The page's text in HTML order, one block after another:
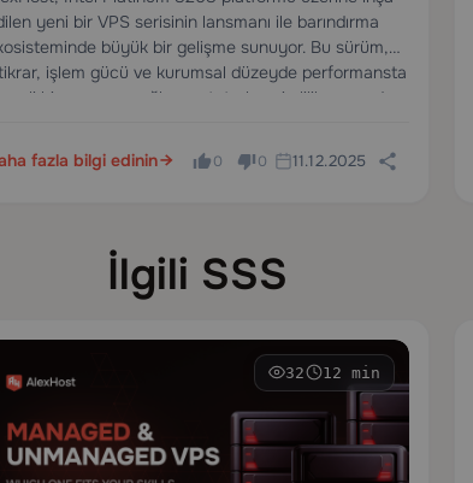
yeni bir VPS serisinin lansmanı ile barındırma
büyük bir gelişme sunuyor. Bu sürüm,
işlem gücü ve kurumsal düzeyde performansta
bir sıçrama sağlıyor - tutarlı verimlilik ve modern
fazla bilgi edinin
0 0 11.12.2025
İlgili SSS
32 12 min